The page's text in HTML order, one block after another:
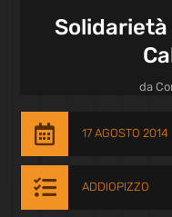
da
 17 AGOSTO 2014
 ADDIOPIZZO